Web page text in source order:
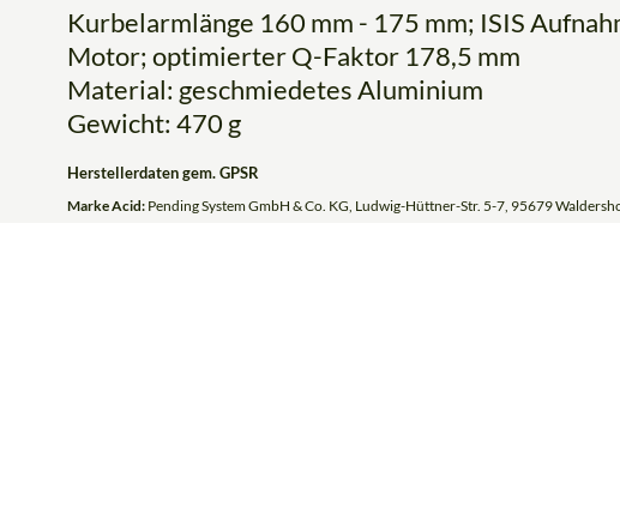
Kurbelarmlänge 160 mm - 175 mm; ISIS
Motor; optimierter Q-Faktor 178,5 mm
Material: geschmiedetes Aluminium
Gewicht: 470 g
Herstellerdaten gem. GPSR
Marke Acid: Pending System GmbH & Co. KG, Ludwig-Hüttner-Str. 5-7, 95679